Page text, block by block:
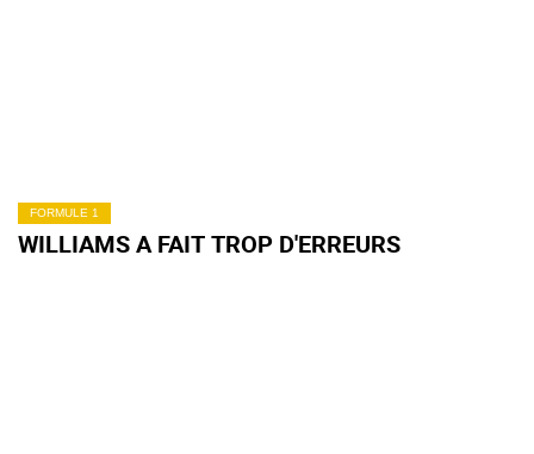
FORMULE 1
WILLIAMS A FAIT TROP D'ERREURS